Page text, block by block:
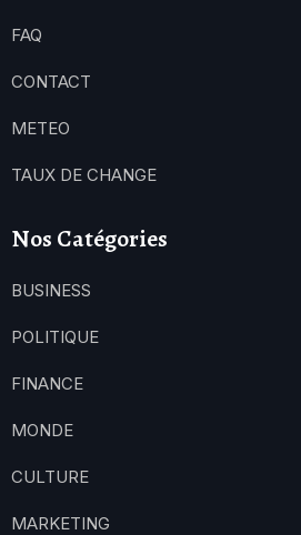
FAQ
CONTACT
METEO
TAUX DE CHANGE
Nos Catégories
BUSINESS
POLITIQUE
FINANCE
MONDE
CULTURE
MARKETING